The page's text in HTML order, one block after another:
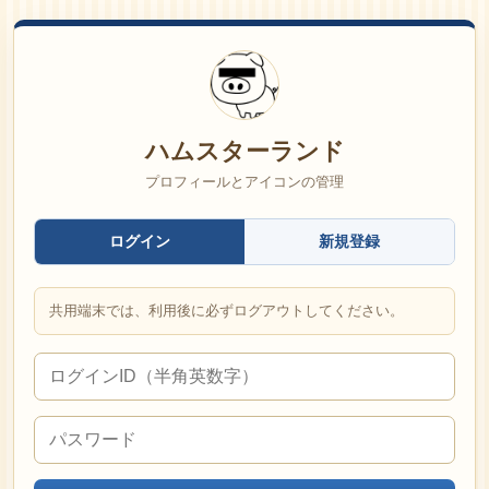
ハムスターランド
プロフィールとアイコンの管理
ログイン 新規登録
共用端末では、利用後に必ずログアウトしてください。